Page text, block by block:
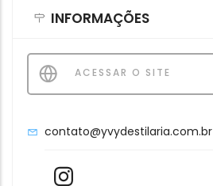
INFORMAÇÕES
ACESSAR O SITE
contato@yvydestilaria.com.br